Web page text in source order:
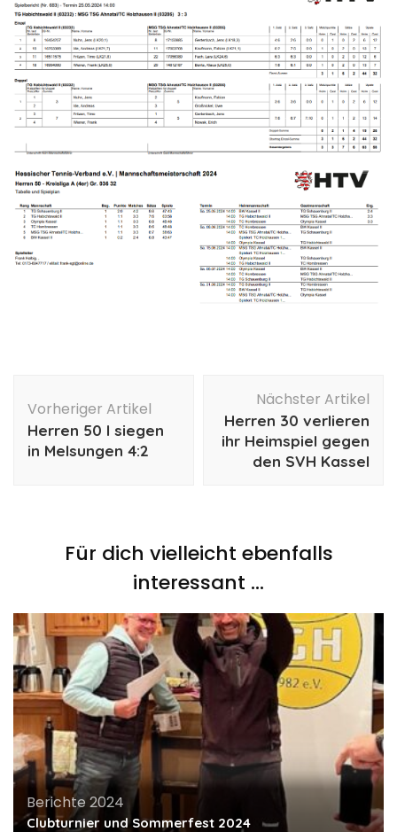
Vorheriger Artikel
Herren 50 I siegen
in Melsungen 4:2
Nächster Artikel
Herren 30 verlieren
ihr Heimspiel gegen
den SVH Kassel
Für dich vielleicht ebenfalls
interessant …
Berichte 2024
Clubturnier und Sommerfest 2024